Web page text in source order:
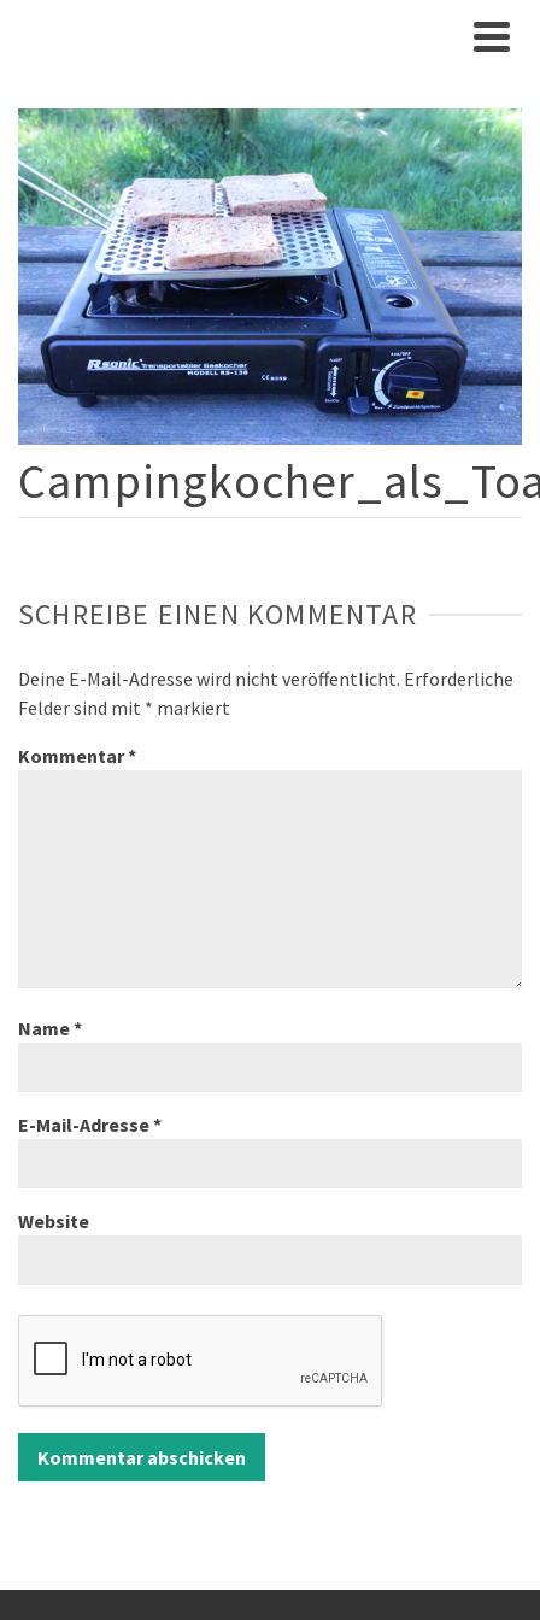
SCHREIBE EINEN KOMMENTAR
Deine E-Mail-Adresse wird nicht veröffentlicht. Erforderliche
Felder sind mit * markiert
Kommentar*
Name*
E-Mail-Adresse*
Website